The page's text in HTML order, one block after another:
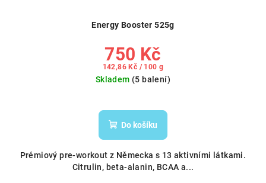
Energy Booster 525g
750 Kč
Měrná
142,86 Kč / 100 g
Skladem (5 balení)
Do košíku
Prémiový pre-workout z Německa s 13 aktivními látkami.
Citrulin, beta-alanin, BCAA a...